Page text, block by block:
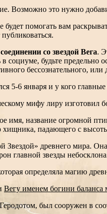
Возможно это нужно
будет помогать вам
со звездой Вега.
в социуме, будьте
бессознательного,
5-6 января и у кого
мифу лиру
имя, название огромной
падающего с
древнего мира.
главной звезды
определяла магию
Вегу именем богини баланса
был сооружен в